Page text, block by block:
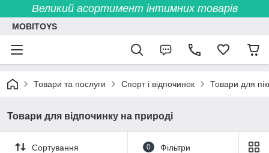
Великий асортимент інтимних товарів
MOBITOYS
Товари та послуги Спорт і відпочинок Товари для
Товари для відпочинку на природі
Сортування 0 Фільтри